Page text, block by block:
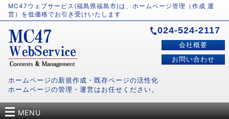
MC47ウェブサービス(福島県福島市)は、ホームページ管理（作成 運
営）を低価格でお引き受けいたします
ホームページの新規作成・既存ページの活性化
ホームページの管理・運営はお任せください。
024-524-2117
会社概要
お問い合わせ
MENU